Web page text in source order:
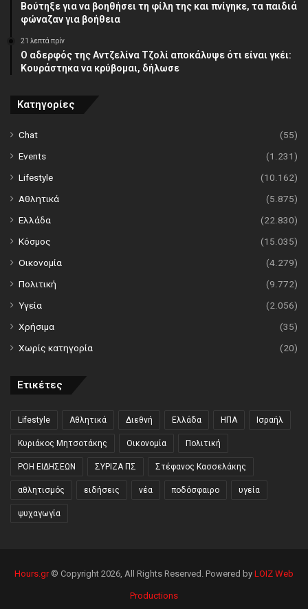
Βούτηξε για να βοηθήσει τη φίλη της και πνίγηκε, τα παιδιά
φώναζαν για βοήθεια
21 λεπτά πρίν
Ο αδερφός της Αντζελίνα Τζολί αποκάλυψε ότι είναι γκέι:
Κουράστηκα να κρύβομαι, δήλωσε
Κατηγορίες
Chat
(55)
Events
(1.231)
Lifestyle
(10.162)
Αθλητικά
(5.875)
Ελλάδα
(22.830)
Κόσμος
(15.035)
Οικονομία
(4.279)
Πολιτική
(9.772)
Υγεία
(2.056)
Χρήσιμα
(35)
Χωρίς κατηγορία
(20)
Ετικέτες
Lifestyle Αθλητικά Διεθνή Ελλάδα ΗΠΑ Ισραήλ
Κυριάκος Μητσοτάκης Οικονομία Πολιτική
ΡΟΗ ΕΙΔΗΣΕΩΝ ΣΥΡΙΖΑ ΠΣ Στέφανος Κασσελάκης
αθλητισμός ειδήσεις νέα ποδόσφαιρο υγεία
ψυχαγωγία
Hours.gr© Copyright 2026, All Rights Reserved. Powered by LOIZ Web
Productions